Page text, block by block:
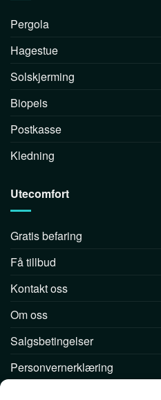
Pergola
Hagestue
Solskjerming
Biopeis
Postkasse
Kledning
Utecomfort
Gratis befaring
Få tillbud
Kontakt oss
Om oss
Salgsbetingelser
Personvernerklæring